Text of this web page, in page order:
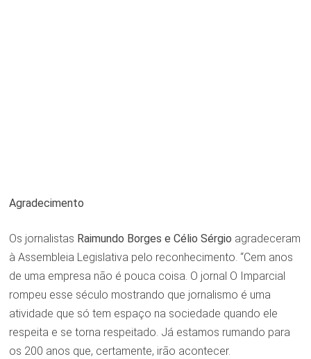
Agradecimento
Os jornalistas Raimundo Borges e Célio Sérgio agradeceram
à Assembleia Legislativa pelo reconhecimento. “Cem anos
de uma empresa não é pouca coisa. O jornal O Imparcial
rompeu esse século mostrando que jornalismo é uma
atividade que só tem espaço na sociedade quando ele
respeita e se torna respeitado. Já estamos rumando para
os 200 anos que, certamente, irão acontecer.